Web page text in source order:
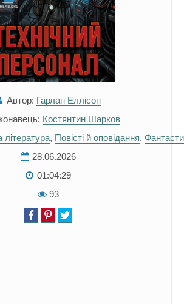
Автор: Гарлан Еллісон
Костянтин Шарков
література, Повісті й оповідання,
28.06.2026
01:04:29
93